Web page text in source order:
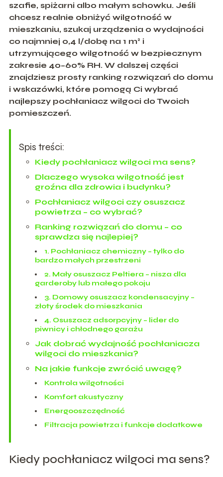
szafie, spiżarni albo małym schowku. Jeśli
chcesz realnie obniżyć wilgotność w
mieszkaniu, szukaj urządzenia o wydajności
co najmniej 0,4 l/dobę na 1 m² i
utrzymującego wilgotność w bezpiecznym
zakresie 40–60% RH. W dalszej części
znajdziesz prosty ranking rozwiązań do domu
i wskazówki, które pomogą Ci wybrać
najlepszy pochłaniacz wilgoci do Twoich
pomieszczeń.
Spis treści:
Kiedy pochłaniacz wilgoci ma sens?
Dlaczego wysoka wilgotność jest
groźna dla zdrowia i budynku?
Pochłaniacz wilgoci czy osuszacz
powietrza – co wybrać?
Ranking rozwiązań do domu – co
sprawdza się najlepiej?
1. Pochłaniacz chemiczny – tylko do
bardzo małych przestrzeni
2. Mały osuszacz Peltiera – nisza dla
garderoby lub małego pokoju
3. Domowy osuszacz kondensacyjny –
złoty środek do mieszkania
4. Osuszacz adsorpcyjny – lider do
piwnicy i chłodnego garażu
Jak dobrać wydajność pochłaniacza
wilgoci do mieszkania?
Na jakie funkcje zwrócić uwagę?
Kontrola wilgotności
Komfort akustyczny
Energooszczędność
Filtracja powietrza i funkcje dodatkowe
Kiedy pochłaniacz wilgoci ma sens?